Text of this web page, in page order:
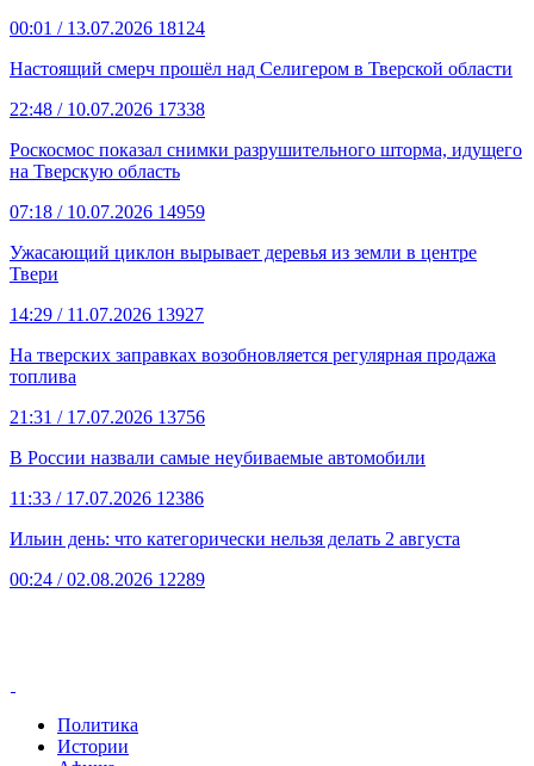
00:01 / 13.07.2026 18124
Настоящий смерч прошёл над Селигером в Тверской области
22:48 / 10.07.2026 17338
Роскосмос показал снимки разрушительного шторма, идущего
на Тверскую область
07:18 / 10.07.2026 14959
Ужасающий циклон вырывает деревья из земли в центре
Твери
14:29 / 11.07.2026 13927
На тверских заправках возобновляется регулярная продажа
топлива
21:31 / 17.07.2026 13756
В России назвали самые неубиваемые автомобили
11:33 / 17.07.2026 12386
Ильин день: что категорически нельзя делать 2 августа
00:24 / 02.08.2026 12289
Политика
Истории